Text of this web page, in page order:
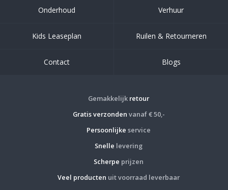
Onderhoud Verhuur
Kids Leaseplan Ruilen & Retourneren
Contact Blogs
Gemakkelijk retour
Gratis verzonden vanaf € 50,-
Persoonlijke service
Snelle levering
Scherpe prijzen
Veel producten uit voorraad leverbaar